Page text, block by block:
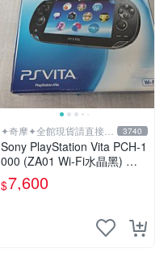
✦奇摩✦全館現貨請直接下
標
3740
Sony PlayStation Vita PCH-1
000 (ZA01 Wi-Fi水晶黑) 掌
上遊戲機 5英吋多點觸控螢幕
$7,600